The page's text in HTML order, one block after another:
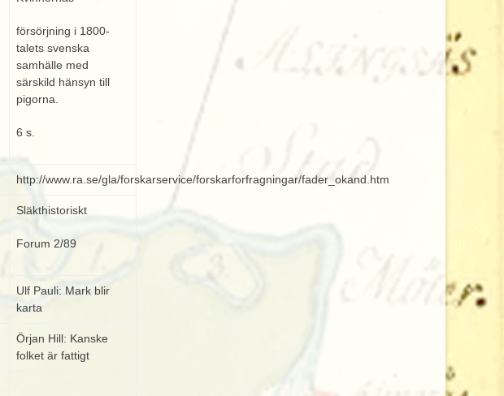
försörjning i 1800-
talets svenska
samhälle med
särskild hänsyn till
pigorna.
6 s.
http://www.ra.se/gla/forskarservice/forskarforfragningar/fader_okand.htm
Släkthistoriskt
Forum 2/89
Ulf Pauli: Mark blir
karta
Örjan Hill: Kanske
folket är fattigt